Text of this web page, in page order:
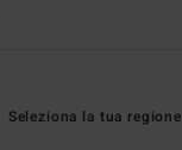
Seleziona la tua regione